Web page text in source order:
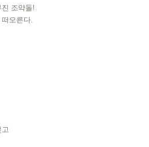
조약돌!
오른다.
고